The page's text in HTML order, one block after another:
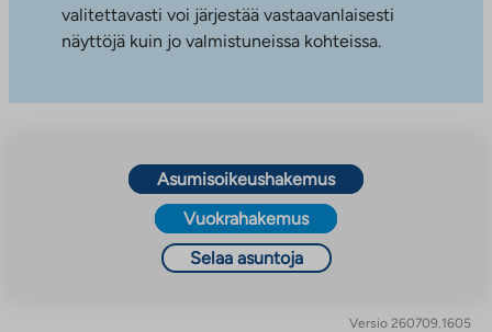
valitettavasti voi järjestää vastaavanlaisesti
näyttöjä kuin jo valmistuneissa kohteissa.
Asumisoikeushakemus
Vuokrahakemus
Selaa asuntoja
Versio 260709.1605